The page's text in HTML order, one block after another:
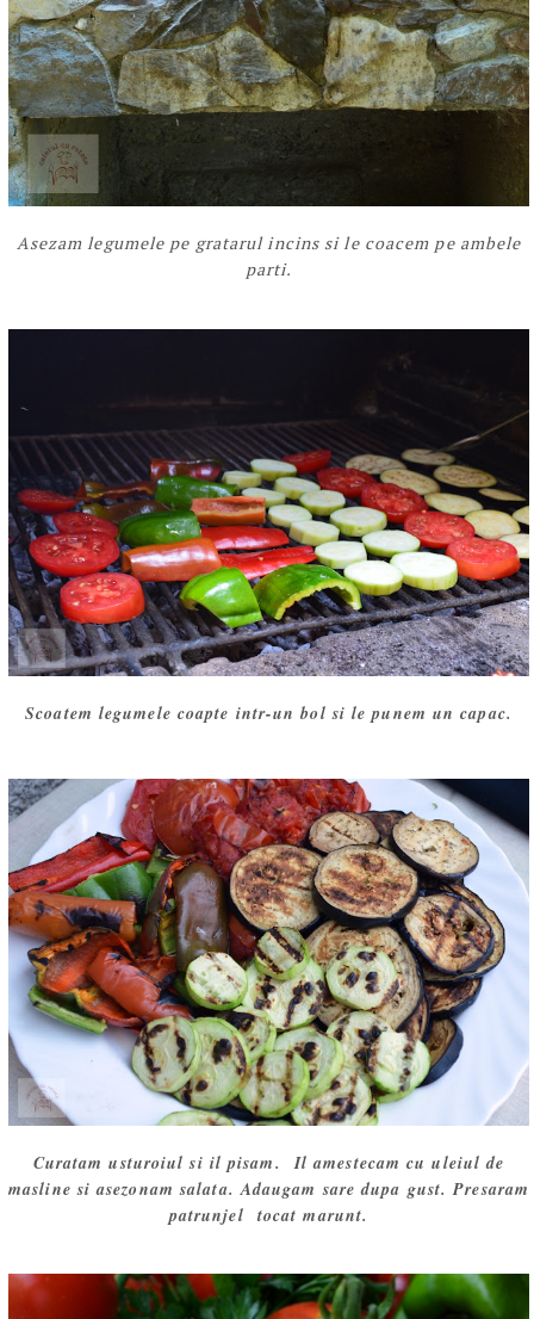
Asezam legumele pe gratarul incins si le coacem pe ambele
parti.
Scoatem legumele coapte intr-un bol si le punem un capac.
Curatam usturoiul si il pisam. Il amestecam cu uleiul de
masline si asezonam salata. Adaugam sare dupa gust. Presaram
patrunjel tocat marunt.